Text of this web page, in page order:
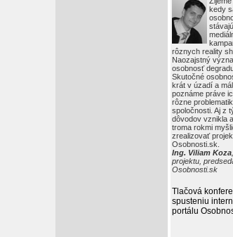
kedy
rôznych reality
Naozajstný
osobnosť
Skutočné
krát v úzadí a
poznáme práve
rôzne
spoločnosti. Aj z
dôvodov vznikla
troma rokmi
zrealizovať
Osobnosti.sk.
Ing. Viliam Koza
projektu,
Osobnosti.sk
Tlačová
spusteniu
portálu